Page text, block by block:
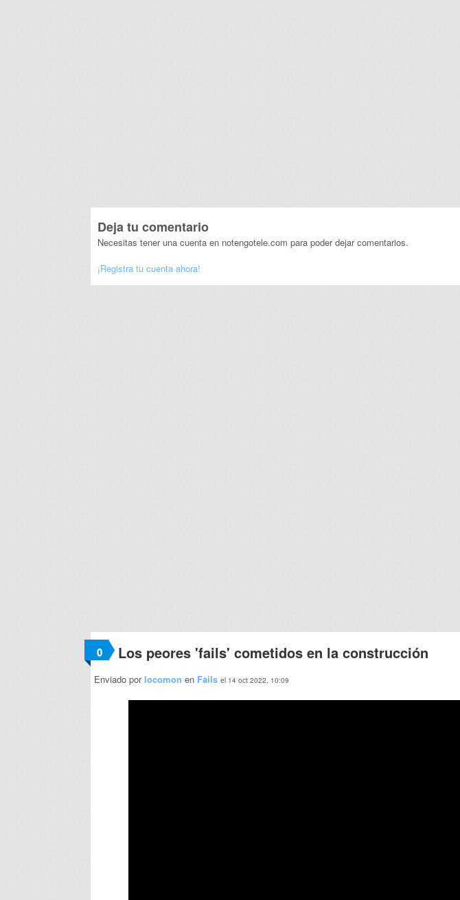
Deja tu comentario
Necesitas tener una cuenta en notengotele.com para poder dejar comentarios.
¡Registra tu cuenta ahora!
0 Los peores 'fails' cometidos en la construcción
Enviado por locomon en Fails el 14 oct 2022, 10:09